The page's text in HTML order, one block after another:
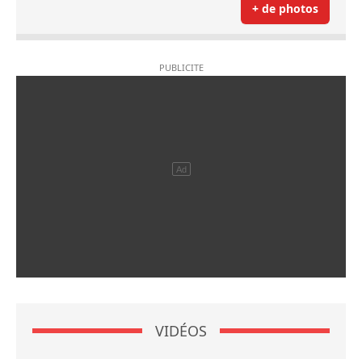
+ de photos
VIDÉOS